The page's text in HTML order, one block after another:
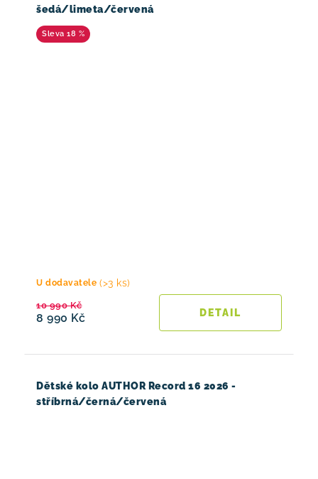
šedá/limeta/červená
18 %
U dodavatele (>3 ks)
8 990 Kč
10 990 Kč
Dětské kolo AUTHOR Record 16 2026 -
stříbrná/černá/červená